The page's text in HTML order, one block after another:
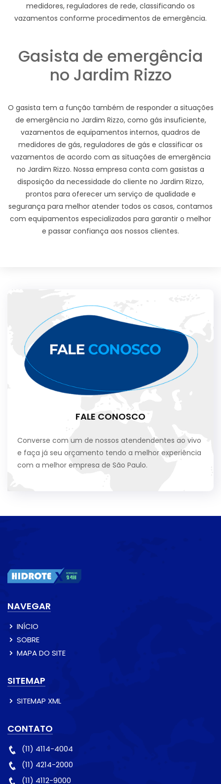
medidores, reguladores de rede, classificando os
vazamentos conforme procedimentos de emergência.
Gasista de emergência
no Jardim Rizzo
O gasista tem a função também de responder a situações
de emergência no Jardim Rizzo, como gás insuficiente,
vazamentos de equipamentos internos, quadros de
medidores de gás, reguladores de gás e classificar os
vazamentos de acordo com as situações de emergência
no Jardim Rizzo. Nossa empresa conta com gasistas a
disposição da necessidade do cliente no Jardim Rizzo,
prontos para oferecer um serviço de qualidade e
segurança para melhor atender todos os casos, contamos
com equipamentos especializados para garantir o melhor
e passar confiança aos nossos clientes.
FALE CONOSCO
Converse com um de nossos atendendentes ao vivo
e faça já seu orçamento tendo a melhor experiência
com a melhor empresa de São Paulo.
NAVEGAR
INÍCIO
SOBRE
MAPA DO SITE
SITEMAP
SITEMAP XML
CONTATO
(11) 4114-4004
(11) 4214-2000
(11) 4112-9000